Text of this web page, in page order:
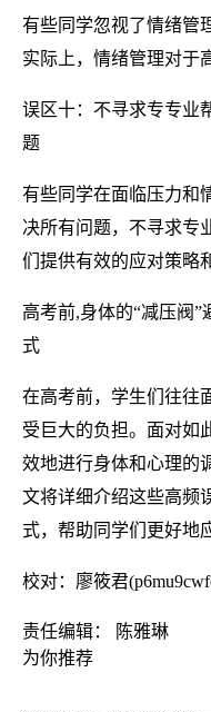
有些同学忽视了情绪管
实际上，情绪管理对于
误区十：不寻求专专业
题
有些同学在面临压力和
决所有问题，不寻求专
们提供有效的应对策略
高考前,身体的“减压阀
式
在高考前，学生们往往
受巨大的负担。面对如
效地进行身体和心理的
文将详细介绍这些高频
式，帮助同学们更好地
校对：廖筱君
责任编辑： 陈雅琳
为你推荐